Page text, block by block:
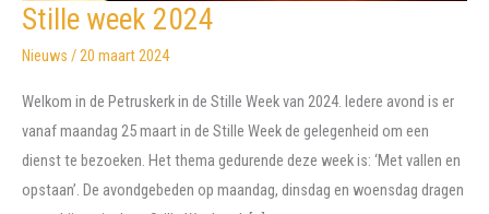
Stille week 2024
Nieuws /20 maart 2024
Welkom in de Petruskerk in de Stille Week van 2024. Iedere avond is er
vanaf maandag 25 maart in de Stille Week de gelegenheid om een
dienst te bezoeken. Het thema gedurende deze week is: ‘Met vallen en
opstaan’. De avondgebeden op maandag, dinsdag en woensdag dragen